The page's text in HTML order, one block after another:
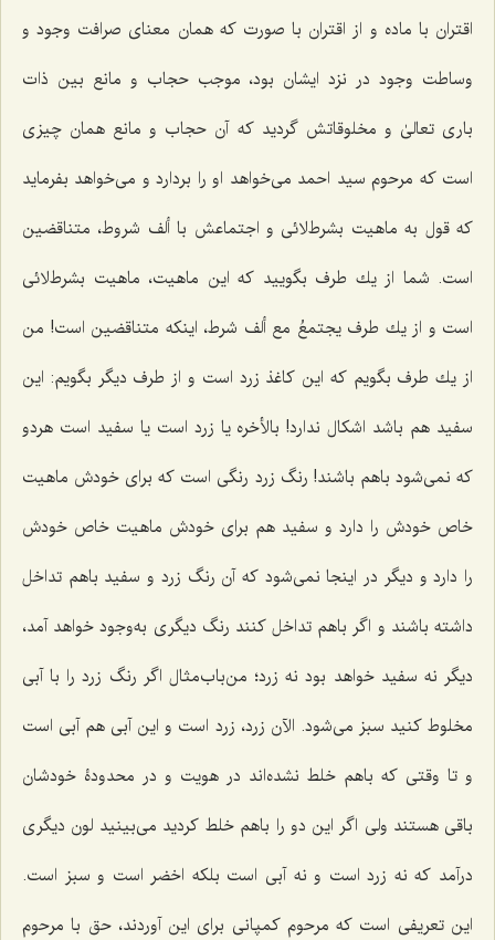
اقتران با ماده و از اقتران با صورت كه همان معناى صرافت وجود و
وساطت وجود در نزد ایشان بود، موجب حجاب و مانع بین‌ ذات
بارى تعالىٰ و مخلوقاتش گردید كه آن حجاب و مانع همان چیزى
است كه مرحوم سید احمد مى‌خواهد او را بردارد و مى‌خواهد بفرماید
که قول به ماهیت بشرط‌لائى و اجتماعش با ألف شروط، متناقضین
است. شما از یك طرف بگویید که این ماهیت، ماهیت بشرط‌لائى
است و از یك طرفیجتمعُ مع ألف‌ شرط، اینکه متناقضین است! من
از یك طرف بگویم که این كاغذ زرد است و از طرف دیگر بگویم: این
سفید هم باشد اشكال ندارد! بالأخره یا زرد است یا سفید است هردو
كه نمى‌شود باهم باشند! رنگ زرد رنگى است كه براى خودش ماهیت
خاص خودش را دارد و سفید هم براى خودش ماهیت خاص خودش
را دارد و دیگر در اینجا نمى‌شود كه آن رنگ زرد و سفید باهم تداخل
داشته باشند و اگر باهم تداخل كنند رنگ دیگرى به‌وجود خواهد آمد،
دیگر نه سفید خواهد بود نه زرد؛ من‌باب‌مثال اگر رنگ زرد را با آبى
مخلوط كنید سبز مى‌شود. الآن زرد، زرد است و این آبى هم آبى است
و تا وقتى كه باهم خلط نشده‌اند در هویت و در محدودۀ خودشان
باقى هستند ولی اگر این دو را باهم خلط كردید مى‌بینید لون دیگرى
درآمد که نه زرد است و نه آبی است بلكه اخضر است و سبز است.
این تعریفى است كه مرحوم كمپانى براى این آوردند، حق با مرحوم